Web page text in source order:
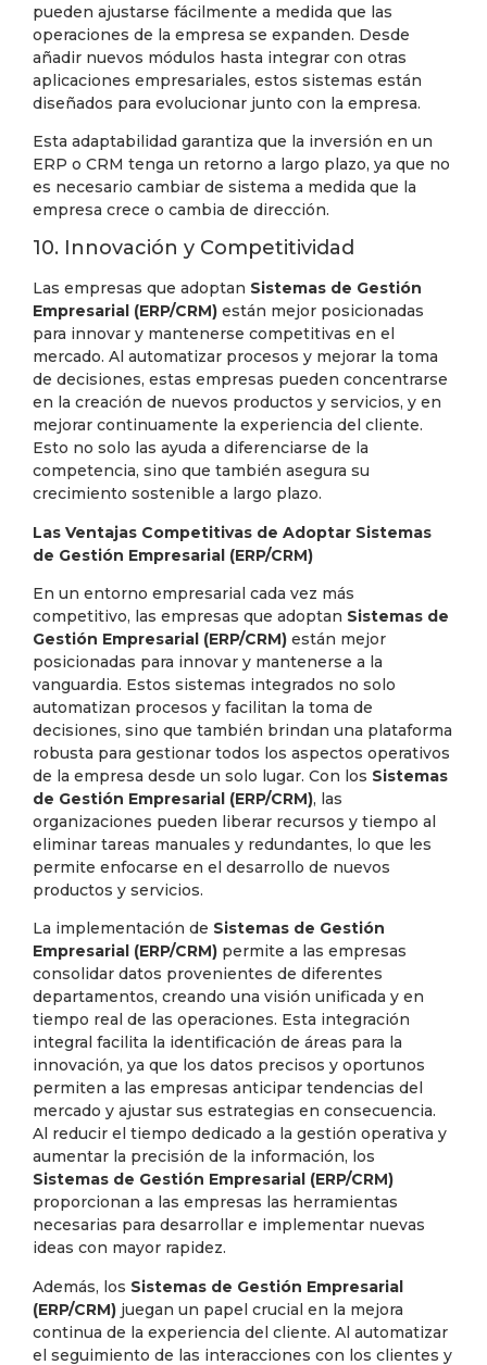
pueden ajustarse fácilmente a medida que las
operaciones de la empresa se expanden. Desde
añadir nuevos módulos hasta integrar con otras
aplicaciones empresariales, estos sistemas están
diseñados para evolucionar junto con la empresa.
Esta adaptabilidad garantiza que la inversión en un
ERP o CRM tenga un retorno a largo plazo, ya que no
es necesario cambiar de sistema a medida que la
empresa crece o cambia de dirección.
10. Innovación y Competitividad
Las empresas que adoptan Sistemas de Gestión
Empresarial (ERP/CRM) están mejor posicionadas
para innovar y mantenerse competitivas en el
mercado. Al automatizar procesos y mejorar la toma
de decisiones, estas empresas pueden concentrarse
en la creación de nuevos productos y servicios, y en
mejorar continuamente la experiencia del cliente.
Esto no solo las ayuda a diferenciarse de la
competencia, sino que también asegura su
crecimiento sostenible a largo plazo.
Las Ventajas Competitivas de Adoptar Sistemas
de Gestión Empresarial (ERP/CRM)
En un entorno empresarial cada vez más
competitivo, las empresas que adoptan Sistemas de
Gestión Empresarial (ERP/CRM) están mejor
posicionadas para innovar y mantenerse a la
vanguardia. Estos sistemas integrados no solo
automatizan procesos y facilitan la toma de
decisiones, sino que también brindan una plataforma
robusta para gestionar todos los aspectos operativos
de la empresa desde un solo lugar. Con los Sistemas
de Gestión Empresarial (ERP/CRM), las
organizaciones pueden liberar recursos y tiempo al
eliminar tareas manuales y redundantes, lo que les
permite enfocarse en el desarrollo de nuevos
productos y servicios.
La implementación de Sistemas de Gestión
Empresarial (ERP/CRM) permite a las empresas
consolidar datos provenientes de diferentes
departamentos, creando una visión unificada y en
tiempo real de las operaciones. Esta integración
integral facilita la identificación de áreas para la
innovación, ya que los datos precisos y oportunos
permiten a las empresas anticipar tendencias del
mercado y ajustar sus estrategias en consecuencia.
Al reducir el tiempo dedicado a la gestión operativa y
aumentar la precisión de la información, los
Sistemas de Gestión Empresarial (ERP/CRM)
proporcionan a las empresas las herramientas
necesarias para desarrollar e implementar nuevas
ideas con mayor rapidez.
Además, los Sistemas de Gestión Empresarial
(ERP/CRM) juegan un papel crucial en la mejora
continua de la experiencia del cliente. Al automatizar
el seguimiento de las interacciones con los clientes y